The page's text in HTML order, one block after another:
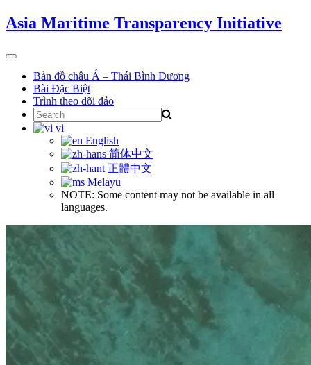
Skip
to
Asia Maritime Transparency Initiative
Toggle
navigationBản đồ châu Á – Thái Bình Dương
Bài Đặc Biệt
Trình theo dõi đảo
Search
for:
vi
English
简体中文
正體中文
Melayu
NOTE: Some content may not be available in all
languages.